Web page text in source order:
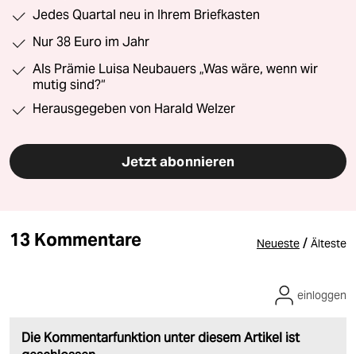
Jedes Quartal neu in Ihrem Briefkasten
Nur 38 Euro im Jahr
Als Prämie Luisa Neubauers „Was wäre, wenn wir
mutig sind?“
Herausgegeben von Harald Welzer
Jetzt abonnieren
13 Kommentare Neueste / Älteste
Die Kommentarfunktion unter diesem Artikel ist
einloggen